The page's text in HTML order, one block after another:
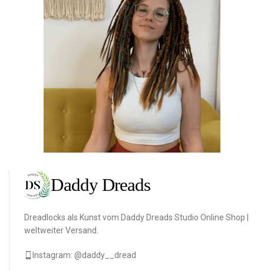
Dreadlocks als Kunst vom Daddy Dreads Studio Online Shop |
weltweiter Versand.
Instagram: @daddy__dread